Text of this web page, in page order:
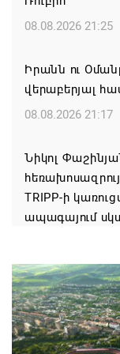
08.08.2026 21:25
Իրանն ու
վերաբերյալ
08.08.2026 21:17
Նիկոլ
TRIPP-ի
ապագայում
Փաշինյանն ու
քննարկվել է
իրականացումը
08.08.2026 12:32